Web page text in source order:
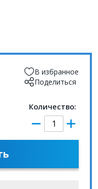
В избранное
Поделиться
Количество: